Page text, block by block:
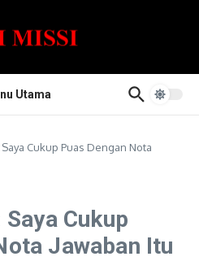
Utama
Cukup Puas Dengan Nota
Cukup
Jawaban Itu